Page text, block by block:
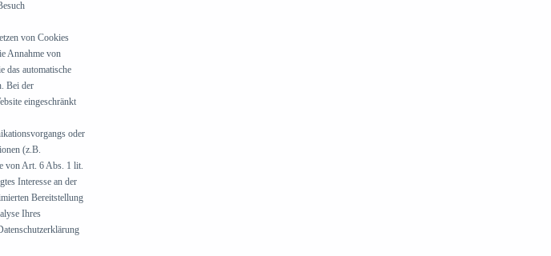
von Cookies
Annahme von
das automatische
Bei der
eingeschränkt
oder
(z.B.
von Art. 6 Abs. 1 lit.
Interesse an der
Bereitstellung
Ihres